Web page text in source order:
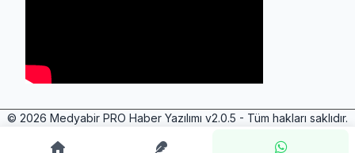
© 2026 Medyabir PRO Haber Yazılımı v2.0.5 - Tüm hakları saklıdır.